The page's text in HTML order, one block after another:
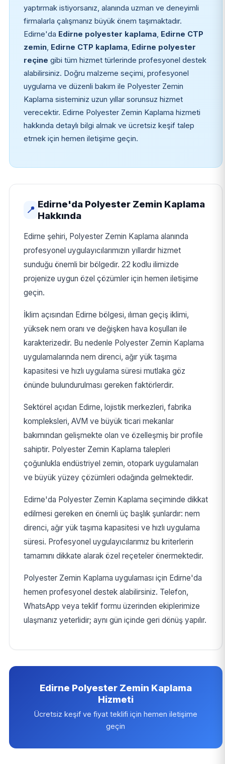
yaptırmak istiyorsanız, alanında uzman ve deneyimli
firmalarla çalışmanız büyük önem taşımaktadır.
Edirne'da Edirne polyester kaplama, Edirne CTP
zemin, Edirne CTP kaplama, Edirne polyester
reçine gibi tüm hizmet türlerinde profesyonel destek
alabilirsiniz. Doğru malzeme seçimi, profesyonel
uygulama ve düzenli bakım ile Polyester Zemin
Kaplama sisteminiz uzun yıllar sorunsuz hizmet
verecektir. Edirne Polyester Zemin Kaplama hizmeti
hakkında detaylı bilgi almak ve ücretsiz keşif talep
etmek için hemen iletişime geçin.
📍
Edirne'da Polyester Zemin Kaplama
Hakkında
Edirne şehiri, Polyester Zemin Kaplama alanında
profesyonel uygulayıcılarımızın yıllardır hizmet
sunduğu önemli bir bölgedir. 22 kodlu ilimizde
projenize uygun özel çözümler için hemen iletişime
geçin.
İklim açısından Edirne bölgesi, ılıman geçiş iklimi,
yüksek nem oranı ve değişken hava koşulları ile
karakterizedir. Bu nedenle Polyester Zemin Kaplama
uygulamalarında nem direnci, ağır yük taşıma
kapasitesi ve hızlı uygulama süresi mutlaka göz
önünde bulundurulması gereken faktörlerdir.
Sektörel açıdan Edirne, lojistik merkezleri, fabrika
kompleksleri, AVM ve büyük ticari mekanlar
bakımından gelişmekte olan ve özelleşmiş bir profile
sahiptir. Polyester Zemin Kaplama talepleri
çoğunlukla endüstriyel zemin, otopark uygulamaları
ve büyük yüzey çözümleri odağında gelmektedir.
Edirne'da Polyester Zemin Kaplama seçiminde dikkat
edilmesi gereken en önemli üç başlık şunlardır: nem
direnci, ağır yük taşıma kapasitesi ve hızlı uygulama
süresi. Profesyonel uygulayıcılarımız bu kriterlerin
tamamını dikkate alarak özel reçeteler önermektedir.
Polyester Zemin Kaplama uygulaması için Edirne'da
hemen profesyonel destek alabilirsiniz. Telefon,
WhatsApp veya teklif formu üzerinden ekiplerimize
ulaşmanız yeterlidir; aynı gün içinde geri dönüş yapılır.
Edirne Polyester Zemin Kaplama
Hizmeti
Ücretsiz keşif ve fiyat teklifi için hemen iletişime
geçin